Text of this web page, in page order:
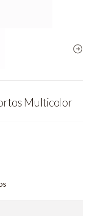
Multicolor